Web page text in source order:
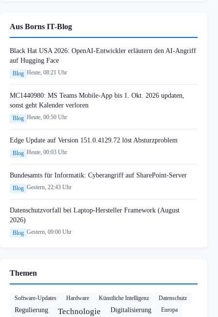
Aus Borns IT-Blog
Black Hat USA 2026: OpenAI-Entwickler erläutern den AI-Angriff
auf Hugging Face
Blog Heute, 08:21 Uhr
MC1440980: MS Teams Mobile-App bis 1. Okt. 2026 updaten,
sonst geht Kalender verloren
Blog Heute, 00:50 Uhr
Edge Update auf Version 151.0.4129.72 löst Absturzproblem
Blog Heute, 00:03 Uhr
Bundesamts für Informatik: Cyberangriff auf SharePoint-Server
Blog Gestern, 22:43 Uhr
Datenschutzvorfall bei Laptop-Hersteller Framework (August
2026)
Blog Gestern, 09:00 Uhr
Themen
Software-Updates Hardware Künstliche Intelligenz Datenschutz
Regulierung Technologie Digitalisierung Europa